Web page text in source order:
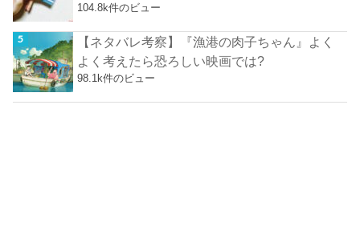
104.8k件のビュー
【ネタバレ考察】『漁港の肉子ちゃん』よく
よく考えたら恐ろしい映画では?
98.1k件のビュー